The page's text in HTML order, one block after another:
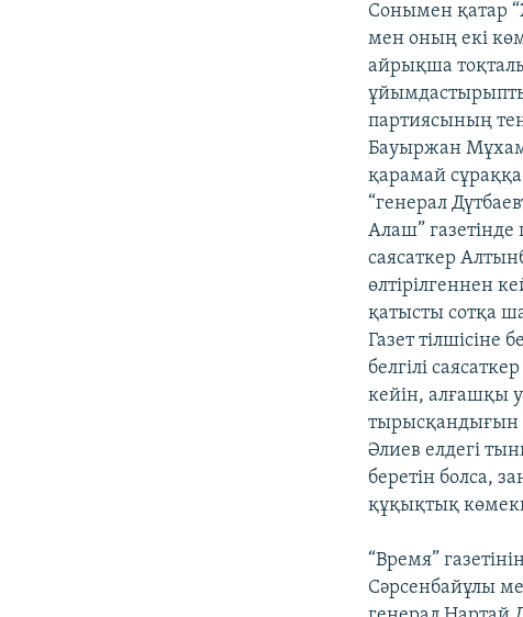
Сонымен қатар
мен оның екі
айрықша
партиясының
Бауыржан
қарамай сұраққа
“генерал
Алаш” газетінде
саясаткер
өлтірілгеннен
қатысты сотқа
Газет тілшісіне
белгілі
кейін, алғашқы
тырысқандығын
Әлиев елдегі
беретін болса,
құқықтық
“Время”
Сәрсенбайұлы